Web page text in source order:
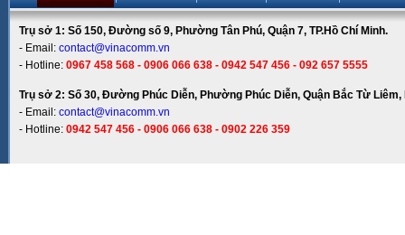
Trụ sở 1: Số 150, Đường số 9, Phường Tân Phú, Quận 7, TP.Hồ Chí Minh.
- Email: contact@vinacomm.vn
- Hotline: 0967 458 568 - 0906 066 638 - 0942 547 456 - 092 657 5555
Trụ sở 2: Số 30, Đường Phúc Diễn, Phường Phúc Diễn, Quận Bắc Từ Liêm,
- Email: contact@vinacomm.vn
- Hotline: 0942 547 456 - 0906 066 638 - 0902 226 359